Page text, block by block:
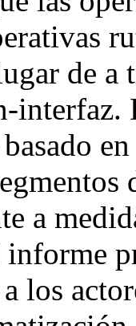
de a
interfaz.
a
informe
los